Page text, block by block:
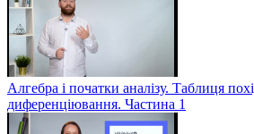
Алгебра і початки аналізу. Таблиця
диференціювання. Частина 1